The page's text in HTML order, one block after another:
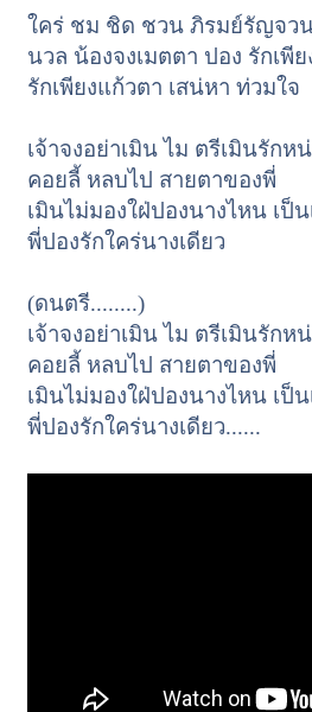
ใคร่ ชม ชิด ชวน ภิรมย์รัญจว
นวล น้องจงเมตตา ปอง รักเพีย
รักเพียงแก้วตา เสน่หา ท่วมใจ
เจ้าจงอย่าเมิน ไม ตรีเมินรักห
คอยลี้ หลบไป สายตาของพี่
เมินไม่มองใฝ่ปองนางไหน เป็น
พี่ปองรักใคร่นางเดียว
(ดนตรี........)
เจ้าจงอย่าเมิน ไม ตรีเมินรักห
คอยลี้ หลบไป สายตาของพี่
เมินไม่มองใฝ่ปองนางไหน เป็น
พี่ปองรักใคร่นางเดียว......